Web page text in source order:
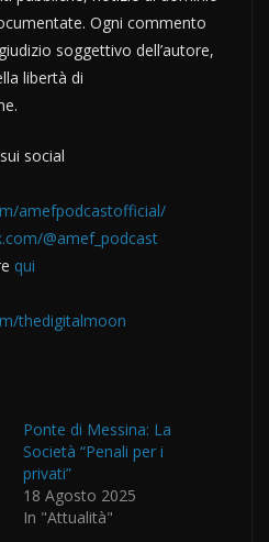
Ogni commento
soggettivo dell’autore,
libertà di
social
amefpodcastofficial/
@amef_podcast
qui
thedigitalmoon
Ponte di Messina: La
Società “Penali per i
privati”
18 Agosto 2025
In "Attualità"